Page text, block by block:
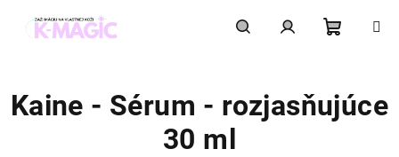
košík
Kaine - Sérum - rozjasňujúce
30 ml